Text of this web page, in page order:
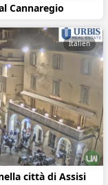
Cannaregio
città di Assisi
Italien